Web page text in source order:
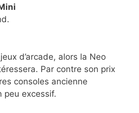
d’arcade, alors la Neo
Par contre son prix
consoles ancienne
peu excessif.